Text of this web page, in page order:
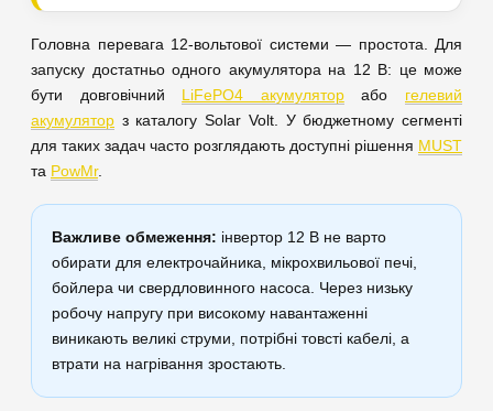
Головна перевага 12-вольтової системи — простота. Для
запуску достатньо одного акумулятора на 12 В: це може
бути довговічний LiFePO4 акумуляторабо гелевий
акумулятор з каталогу Solar Volt. У бюджетному сегменті
для таких задач часто розглядають доступні рішення MUST
та PowMr.
Важливе обмеження: інвертор 12 В не варто
обирати для електрочайника, мікрохвильової печі,
бойлера чи свердловинного насоса. Через низьку
робочу напругу при високому навантаженні
виникають великі струми, потрібні товсті кабелі, а
втрати на нагрівання зростають.